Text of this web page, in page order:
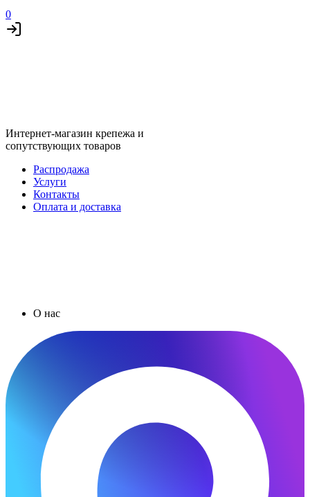
0
Интернет-магазин крепежа и
сопутствующих товаров
Распродажа
Услуги
Контакты
Оплата и доставка
О нас